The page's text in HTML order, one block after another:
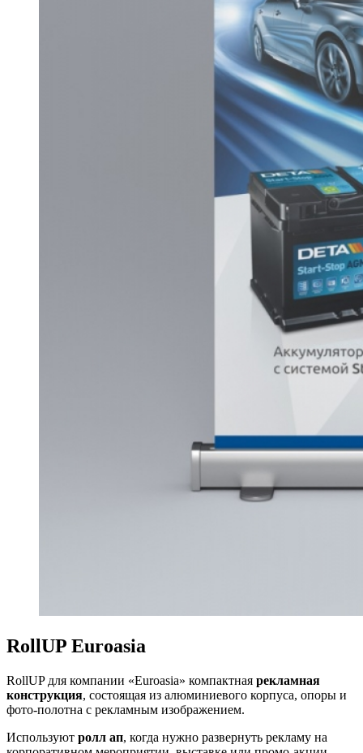
RollUP Euroasia
RollUP для компании «Euroasia» компактная рекламная
конструкция, состоящая из алюминиевого корпуса, опоры и
фото-полотна с рекламным изображением.
Используют ролл ап, когда нужно развернуть рекламу на